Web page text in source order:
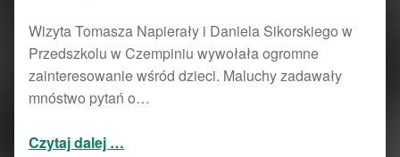
Wizyta Tomasza Napierały i Daniela Sikorskiego w
Przedszkolu w Czempiniu wywołała ogromne
zainteresowanie wśród dzieci. Maluchy zadawały
mnóstwo pytań o…
Czytaj dalej …